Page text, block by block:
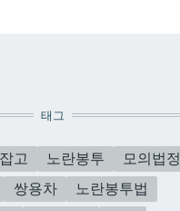
태그
고 노란봉투
모의법정
쌍용차
노란봉투법